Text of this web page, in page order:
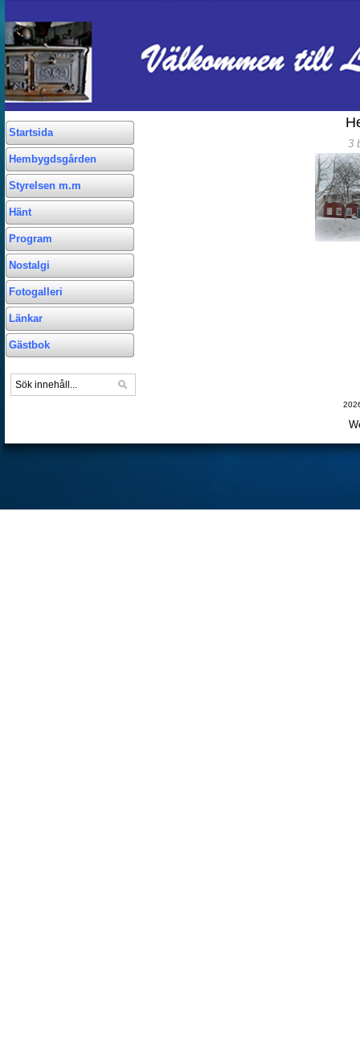
Startsida
Hembygdsgården
Styrelsen m.m
Hänt
Program
Nostalgi
Fotogalleri
Länkar
Gästbok
3